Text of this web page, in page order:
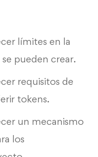
límites en la
pueden crear.
requisitos de
tokens.
un mecanismo
los